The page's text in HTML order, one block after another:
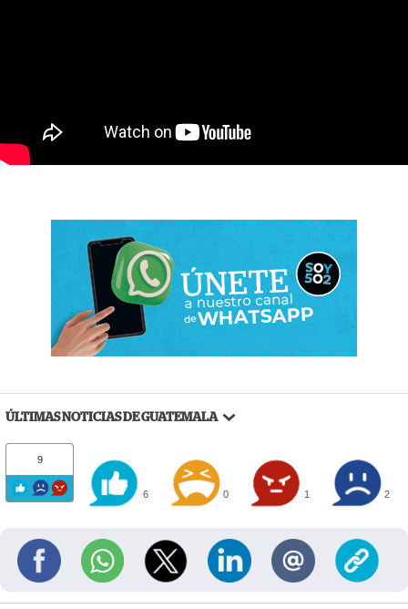
ÚLTIMAS NOTICIAS DE GUATEMALA
9
6 0 1 2